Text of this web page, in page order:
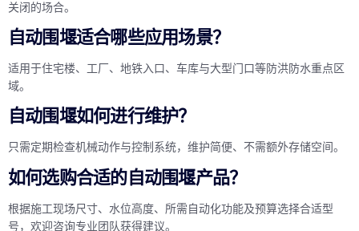
关闭的场合。
自动围堰适合哪些应用场景？
适用于住宅楼、工厂、地铁入口、车库与大型门口等防洪防水重点区
域。
自动围堰如何进行维护？
只需定期检查机械动作与控制系统，维护简便、不需额外存储空间。
如何选购合适的自动围堰产品？
根据施工现场尺寸、水位高度、所需自动化功能及预算选择合适型
号，欢迎咨询专业团队获得建议。